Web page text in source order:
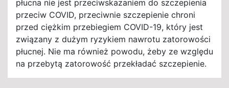
płucna nie jest przeciwskazaniem do szczepienia
przeciw COVID, przeciwnie szczepienie chroni
przed ciężkim przebiegiem COVID-19, który jest
związany z dużym ryzykiem nawrotu zatorowości
płucnej. Nie ma również powodu, żeby ze względu
na przebytą zatorowość przekładać szczepienie.